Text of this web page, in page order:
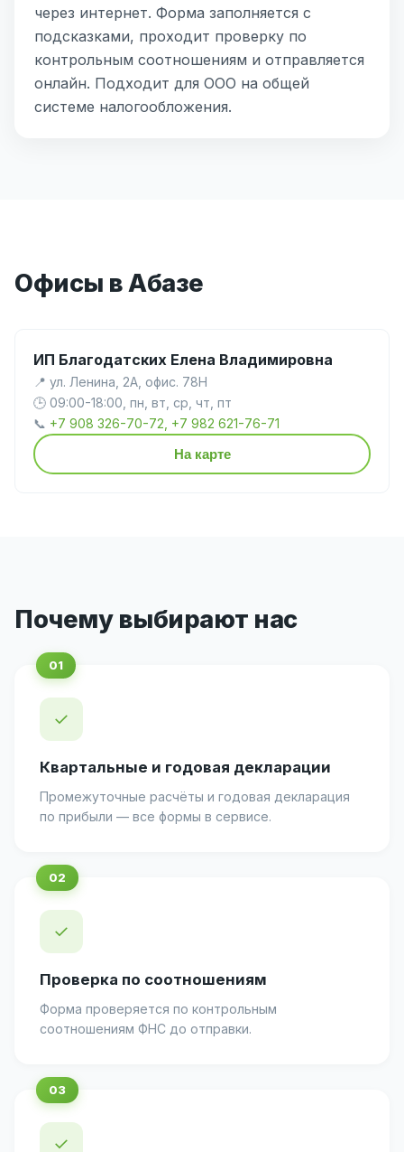
через интернет. Форма заполняется с
подсказками, проходит проверку по
контрольным соотношениям и отправляется
онлайн. Подходит для ООО на общей
системе налогообложения.
Офисы в Абазе
ИП Благодатских Елена Владимировна
📍 ул. Ленина, 2А, офис. 78Н
🕒 09:00-18:00, пн, вт, ср, чт, пт
📞 +7 908 326-70-72, +7 982 621-76-71
На карте
Почему выбирают нас
✓
Квартальные и годовая декларации
Промежуточные расчёты и годовая декларация
по прибыли — все формы в сервисе.
✓
Проверка по соотношениям
Форма проверяется по контрольным
соотношениям ФНС до отправки.
✓